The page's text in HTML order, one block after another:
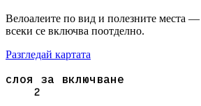
Велоалеите по вид и полезните места
всеки се включва поотделно.
Разгледай картата
слоя за включване
2